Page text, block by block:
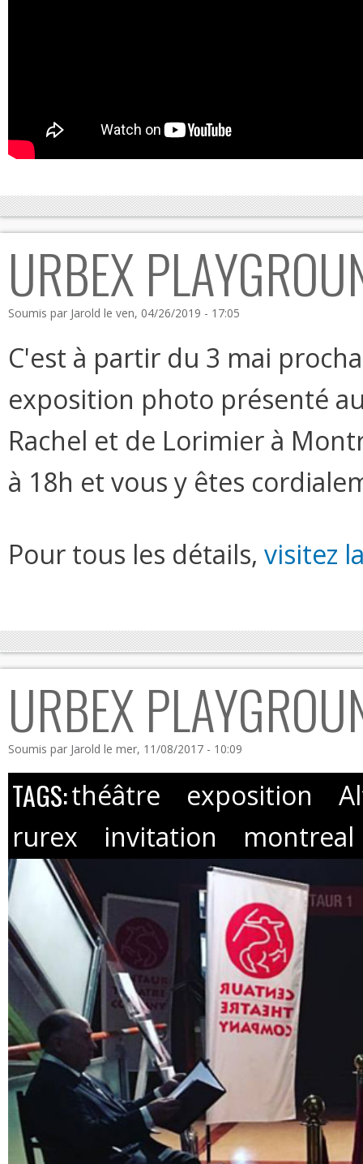
URBEX
Soumis par Jarold le ven, 04/26/2019 - 17:05
C'est à partir du 3 mai
exposition photo présenté
Rachel et de Lorimier à
à 18h et vous y êtes
Pour tous les détails, visitez
URBEX
Soumis par Jarold le mer, 11/08/2017 - 10:09
TAGS:théâtre exposition
rurex
invitation montreal